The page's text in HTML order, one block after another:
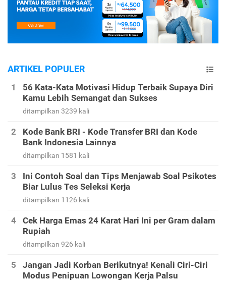
ARTIKEL POPULER
56 Kata-Kata Motivasi Hidup Terbaik Supaya Diri
Kamu Lebih Semangat dan Sukses
ditampilkan 3239 kali
Kode Bank BRI - Kode Transfer BRI dan Kode
Bank Indonesia Lainnya
ditampilkan 1581 kali
Ini Contoh Soal dan Tips Menjawab Soal Psikotes
Biar Lulus Tes Seleksi Kerja
ditampilkan 1126 kali
Cek Harga Emas 24 Karat Hari Ini per Gram dalam
Rupiah
ditampilkan 926 kali
Jangan Jadi Korban Berikutnya! Kenali Ciri-Ciri
Modus Penipuan Lowongan Kerja Palsu